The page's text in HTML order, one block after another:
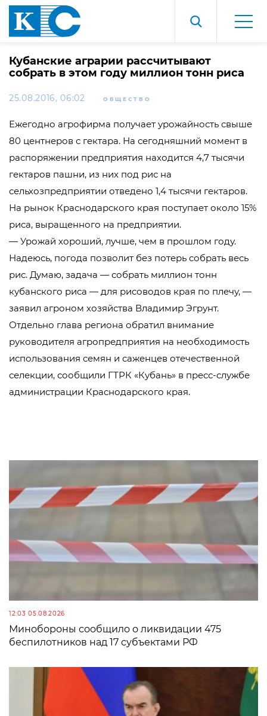
Кубанские аграрии рассчитывают
собрать в этом году миллион тонн риса
25.08.2016, 06:02 ОБЩЕСТВО
Ежегодно агрофирма получает урожайность свыше
80 центнеров с гектара. На сегодняшний момент в
распоряжении предприятия находится 4,7 тысячи
гектаров пашни, из них под рис на
сельхозпредприятии отведено 1,4 тысячи гектаров.
На рынок Краснодарского края поступает около 15%
риса, выращенного на предприятии.
— Урожай хороший, лучше, чем в прошлом году.
Надеюсь, погода позволит без потерь собрать весь
рис. Думаю, задача — собрать миллион тонн
кубанского риса — для рисоводов края по плечу, —
заявил агроном хозяйства Владимир Эгрунт.
Отдельно глава региона обратил внимание
руководителя агропредприятия на необходимость
использования семян и саженцев отечественной
селекции, сообщили ГТРК «Кубань» в пресс-службе
администрации Краснодарского края.
12:03 05.08.2026
Минобороны сообщило о ликвидации 475
беспилотников над 17 субъектами РФ